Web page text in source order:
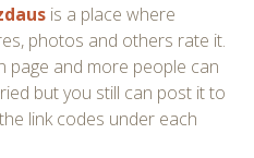
is a place where
photos and others rate it.
page and more people can
but you still can post it to
link codes under each